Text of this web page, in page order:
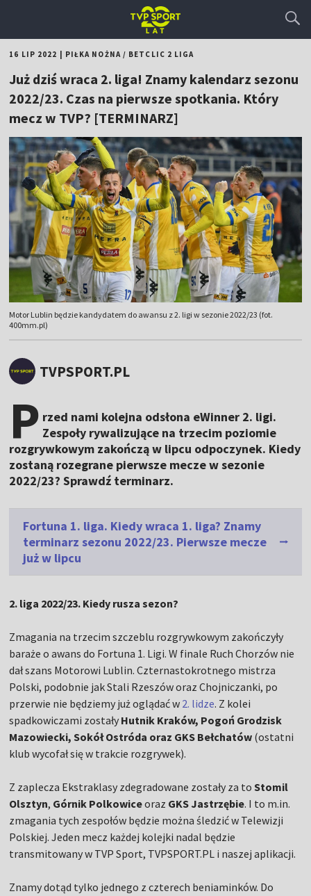
16 LIP 2022 PIŁKA NOŻNA/ BETCLIC 2 LIGA
Już dziś wraca 2. liga! Znamy kalendarz sezonu
2022/23. Czas na pierwsze spotkania. Który
mecz w TVP? [TERMINARZ]
Motor Lublin będzie kandydatem do awansu z 2. ligi w sezonie 2022/23 (fot.
400mm.pl)
TVPSPORT.PL
P rzed nami kolejna odsłona eWinner 2. ligi.
Zespoły rywalizujące na trzecim poziomie
rozgrywkowym zakończą w lipcu odpoczynek. Kiedy
zostaną rozegrane pierwsze mecze w sezonie
2022/23? Sprawdź terminarz.
Fortuna 1. liga. Kiedy wraca 1. liga? Znamy
terminarz sezonu 2022/23. Pierwsze mecze
już w lipcu
2. liga 2022/23. Kiedy rusza sezon?
Zmagania na trzecim szczeblu rozgrywkowym zakończyły
baraże o awans do Fortuna 1. Ligi. W finale Ruch Chorzów nie
dał szans Motorowi Lublin. Czternastokrotnego mistrza
Polski, podobnie jak Stali Rzeszów oraz Chojniczanki, po
przerwie nie będziemy już oglądać w 2. lidze. Z kolei
spadkowiczami zostały Hutnik Kraków, Pogoń Grodzisk
Mazowiecki, Sokół Ostróda oraz GKS Bełchatów (ostatni
klub wycofał się w trakcie rozgrywek).
Z zaplecza Ekstraklasy zdegradowane zostały za toStomil
Olsztyn, Górnik Polkowiceoraz GKS Jastrzębie. I to m.in.
zmagania tych zespołów będzie można śledzić w Telewizji
Polskiej. Jeden mecz każdej kolejki nadal będzie
transmitowany w TVP Sport, TVPSPORT.PL i naszej aplikacji.
Znamy dotąd tylko jednego z czterech beniaminków. Do